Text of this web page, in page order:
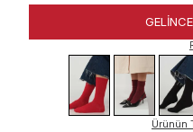
Ürünün